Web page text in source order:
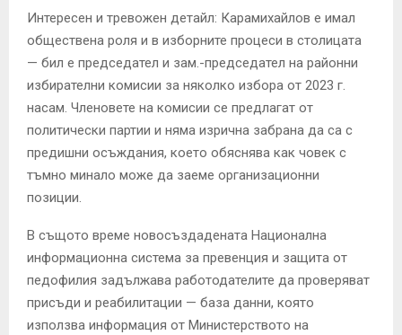
Интересен и тревожен детайл: Карамихайлов е имал
обществена роля и в изборните процеси в столицата
— бил е председател и зам.-председател на районни
избирателни комисии за няколко избора от 2023 г.
насам. Членовете на комисии се предлагат от
политически партии и няма изрична забрана да са с
предишни осъждания, което обяснява как човек с
тъмно минало може да заеме организационни
позиции.
В същото време новосъздадената Национална
информационна система за превенция и защита от
педофилия задължава работодателите да проверяват
присъди и реабилитации — база данни, която
използва информация от Министерството на